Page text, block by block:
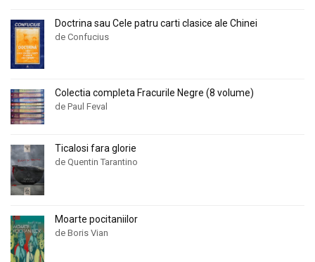
Doctrina sau Cele patru carti clasice ale Chinei
de Confucius
Colectia completa Fracurile Negre (8 volume)
de Paul Feval
Ticalosi fara glorie
de Quentin Tarantino
Moarte pocitaniilor
de Boris Vian